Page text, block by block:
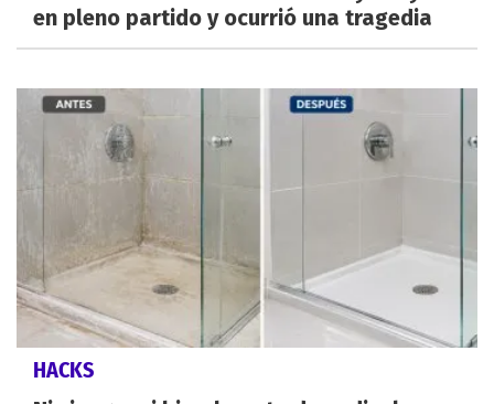
en pleno partido y ocurrió una tragedia
HACKS